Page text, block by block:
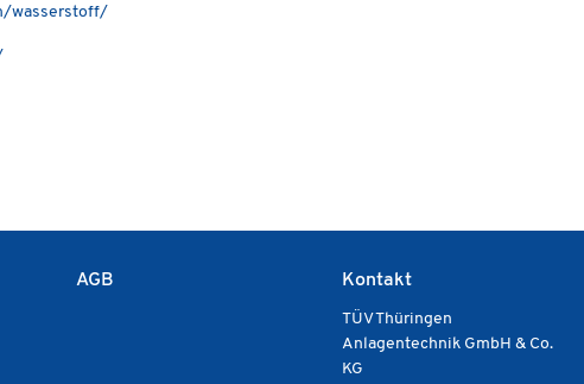
wasserstoff/
AGB Kontakt
TÜV Thüringen
Anlagentechnik GmbH & Co.
KG